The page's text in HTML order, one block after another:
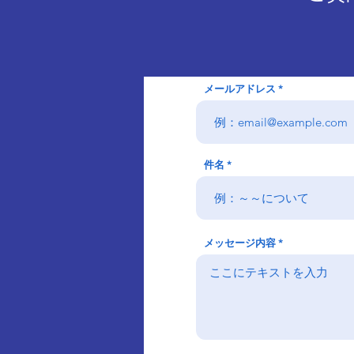
メールアドレス
件名
メッセージ内容